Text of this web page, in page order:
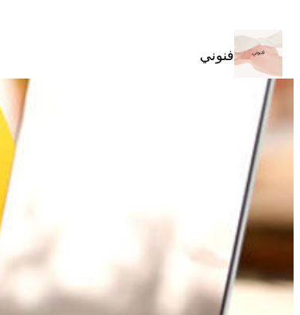
المحتوى
فنوني